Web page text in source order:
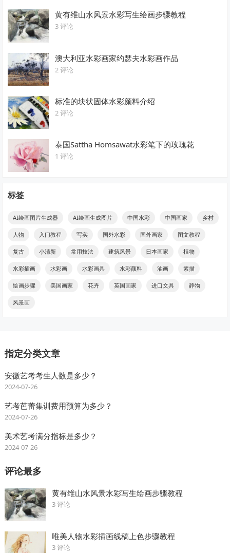
黄有维山水风景水彩写生绘画步骤教程
3 评论
澳大利亚水彩画家约瑟夫水彩画作品
2 评论
标准的块状固体水彩颜料介绍
2 评论
泰国Sattha Homsawat水彩笔下的玫瑰花
1 评论
标签
AI绘画图片生成器 AI绘画生成图片 中国水彩 中国画家 乡村
人物 入门教程 写实 国外水彩 国外画家 图文教程
复古 小清新 常用技法 建筑风景 日本画家 植物
水彩插画 水彩画 水彩画具 水彩颜料 油画 素描
绘画步骤 美国画家 花卉 英国画家 进口文具 静物
风景画
指定分类文章
安徽艺考考生人数是多少？
2024-07-26
艺考芭蕾集训费用预算为多少？
2024-07-26
美术艺考满分指标是多少？
2024-07-26
评论最多
黄有维山水风景水彩写生绘画步骤教程
3 评论
唯美人物水彩插画线稿上色步骤教程
3 评论